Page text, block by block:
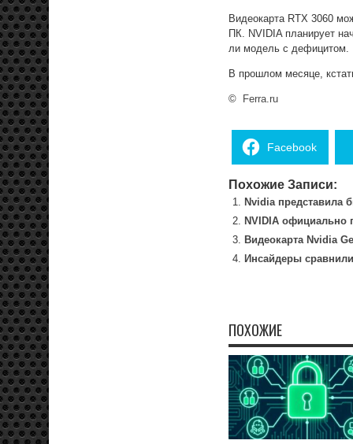
Видеокарта RTX 3060
ПК. NVIDIA планирует
ли модель с дефицитом.
В прошлом месяце,
© Ferra.ru
Facebook
Похожие Записи:
Nvidia представила
NVIDIA официально
Видеокарта Nvidia
Инсайдеры
ПОХОЖИЕ